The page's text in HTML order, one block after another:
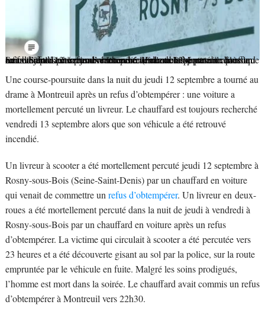
Seine-Saint-Denis : un livreur mortellement blessé par un chauffard en fuite après un refus d’obtempérer
Une course-poursuite dans la nuit du jeudi 12 septembre a tourné au drame à Montreuil après un refus d’obtempérer : une voiture a mortellement percuté un livreur. Le chauffard est toujours recherché vendredi 13 septembre alors que son véhicule a été retrouvé incendié.(France Info)
Une course-poursuite dans la nuit du jeudi 12 septembre a tourné au
drame à Montreuil après un refus d’obtempérer : une voiture a
mortellement percuté un livreur. Le chauffard est toujours recherché
vendredi 13 septembre alors que son véhicule a été retrouvé
incendié.
Un livreur à scooter a été mortellement percuté jeudi 12 septembre à
Rosny-sous-Bois (Seine-Saint-Denis) par un chauffard en voiture
qui venait de commettre unrefus d’obtempérer. Un livreur en deux-
rouesa été mortellement percuté dans la nuit de jeudi à vendredi à
Rosny-sous-Bois par un chauffard en voiture après un refus
d’obtempérer. La victime qui circulait à scooter a été percutéevers
23 heures et a été découverte gisant au sol par la police, sur la route
empruntée par le véhicule en fuite. Malgré les soins prodigués,
l’homme est mort dans la soirée. Le chauffard avait commis un refus
d’obtempérer à Montreuil vers 22h30.